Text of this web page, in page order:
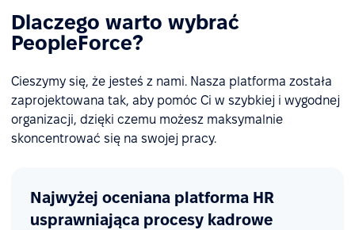
Dlaczego warto wybrać
PeopleForce?
Cieszymy się, że jesteś z nami. Nasza platforma została
zaprojektowana tak, aby pomóc Ci w szybkiej i wygodnej
organizacji, dzięki czemu możesz maksymalnie
skoncentrować się na swojej pracy.
Najwyżej oceniana platforma HR
usprawniająca procesy kadrowe